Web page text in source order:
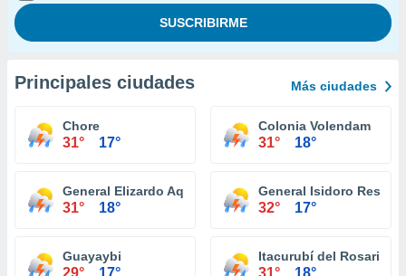
Principales ciudades Más ciudades
Chore
31° 17°
Colonia Volendam
31° 18°
General Elizardo Aquino
31° 18°
General Isidoro
32° 17°
Guayaybi
29° 17°
Itacurubí del Rosario
31° 18°